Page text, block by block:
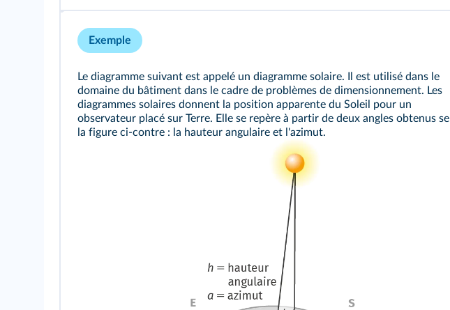
Exemple
Le diagramme suivant est appelé un diagramme solaire. Il est utilisé dans le
domaine du bâtiment dans le cadre de problèmes de dimensionnement. Les
diagrammes solaires donnent la position apparente du Soleil pour un
observateur placé sur Terre. Elle se repère à partir de deux angles obtenus
la figure ci-contre : la hauteur angulaire et l'azimut.